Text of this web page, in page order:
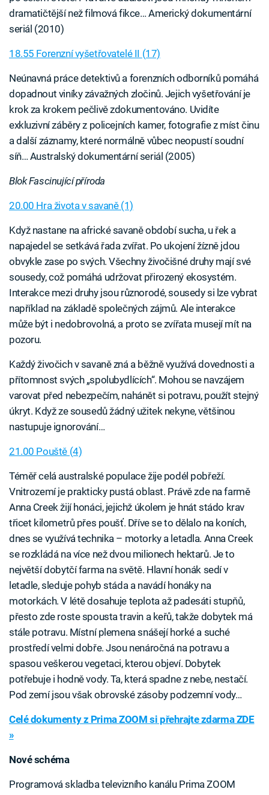
dramatičtější než filmová fikce… Americký dokumentární
seriál (2010)
18.55 Forenzní vyšetřovatelé II (17)
Neúnavná práce detektivů a forenzních odborníků pomáhá
dopadnout viníky závažných zločinů. Jejich vyšetřování je
krok za krokem pečlivě zdokumentováno. Uvidíte
exkluzivní záběry z policejních kamer, fotografie z míst činu
a další záznamy, které normálně vůbec neopustí soudní
síň… Australský dokumentární seriál (2005)
Blok Fascinující příroda
20.00 Hra života v savaně (1)
Když nastane na africké savaně období sucha, u řek a
napajedel se setkává řada zvířat. Po ukojení žízně jdou
obvykle zase po svých. Všechny živočišné druhy mají své
sousedy, což pomáhá udržovat přirozený ekosystém.
Interakce mezi druhy jsou různorodé, sousedy si lze vybrat
například na základě společných zájmů. Ale interakce
může být i nedobrovolná, a proto se zvířata musejí mít na
pozoru.
Každý živočich v savaně zná a běžně využívá dovednosti a
přítomnost svých „spolubydlících“. Mohou se navzájem
varovat před nebezpečím, nahánět si potravu, použít stejný
úkryt. Když ze sousedů žádný užitek nekyne, většinou
nastupuje ignorování…
21.00 Pouště (4)
Téměř celá australské populace žije podél pobřeží.
Vnitrozemí je prakticky pustá oblast. Právě zde na farmě
Anna Creek žijí honáci, jejichž úkolem je hnát stádo krav
třicet kilometrů přes poušť. Dříve se to dělalo na koních,
dnes se využívá technika – motorky a letadla. Anna Creek
se rozkládá na více než dvou milionech hektarů. Je to
největší dobytčí farma na světě. Hlavní honák sedí v
letadle, sleduje pohyb stáda a navádí honáky na
motorkách. V létě dosahuje teplota až padesáti stupňů,
přesto zde roste spousta travin a keřů, takže dobytek má
stále potravu. Místní plemena snášejí horké a suché
prostředí velmi dobře. Jsou nenáročná na potravu a
spasou veškerou vegetaci, kterou objeví. Dobytek
potřebuje i hodně vody. Ta, která spadne z nebe, nestačí.
Pod zemí jsou však obrovské zásoby podzemní vody…
Celé dokumenty z Prima ZOOM si přehrajte zdarma ZDE
»
Nové schéma
Programová skladba televizního kanálu Prima ZOOM